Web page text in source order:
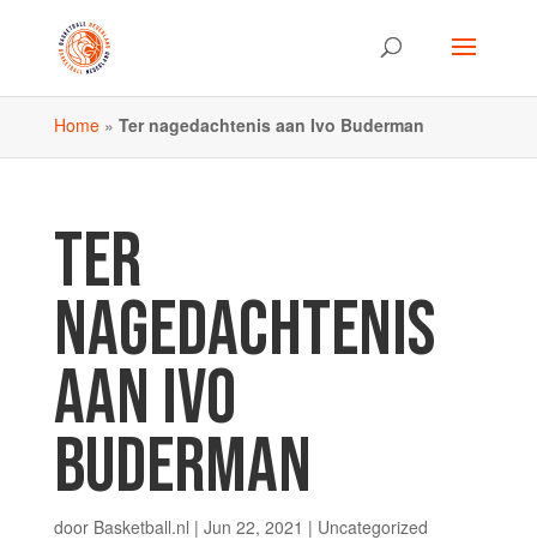
Home» Ter nagedachtenis aan Ivo Buderman
TER
NAGEDACHTENIS
AAN IVO
BUDERMAN
door Basketball.nl | Jun 22, 2021 | Uncategorized